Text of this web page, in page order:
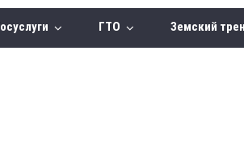
Госуслуги ГТО Земский